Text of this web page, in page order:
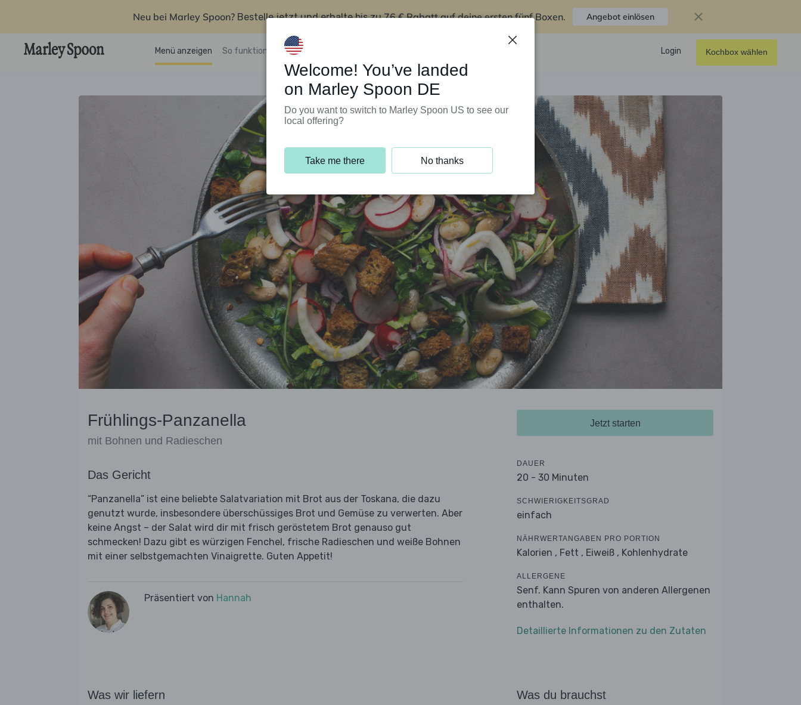
Neu bei Marley Spoon? Bestelle jetzt und erhalte bis zu76 € Rabatt auf deine ersten fünf Boxen. Angebot einlösen
Menü anzeigen So funktioniert’s Kundenservice Login Kochbox wählen
Frühlings-Panzanella
mit Bohnen und Radieschen
Das Gericht
“Panzanella” ist eine beliebte Salatvariation mit Brot aus der Toskana, die dazu
genutzt wurde, insbesondere überschüssiges Brot und Gemüse zu verwerten. Aber
keine Angst – der Salat wird dir mit frisch geröstetem Brot genauso gut
schmecken! Dazu gibt es würzigen Fenchel, frische Radieschen und weiße Bohnen
mit einer selbstgemachten Vinaigrette. Guten Appetit!
Präsentiert von Hannah
Jetzt starten
DAUER
20 - 30 Minuten
SCHWIERIGKEITSGRAD
einfach
NÄHRWERTANGABEN PRO PORTION
Kalorien , Fett , Eiweiß , Kohlenhydrate
ALLERGENE
Senf. Kann Spuren von anderen Allergenen
enthalten.
Detaillierte Informationen zu den Zutaten
Was wir liefern Was du brauchst
Welcome! You’ve landed
on Marley Spoon DE
Do you want to switch to Marley Spoon US to see our
local offering?
Take me there No thanks